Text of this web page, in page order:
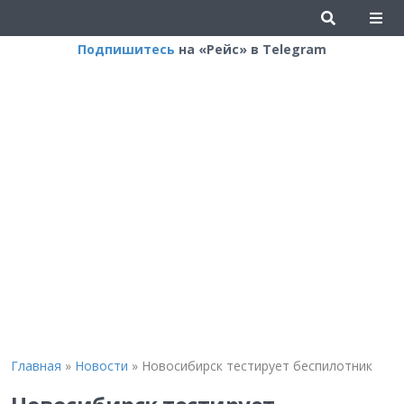
Подпишитесь на «Рейс» в Telegram
Главная » Новости » Новосибирск тестирует беспилотник